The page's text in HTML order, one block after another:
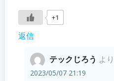
+1
返信
テックじろう よ
2023/05/07 21:19